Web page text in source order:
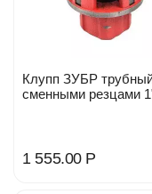
Клупп ЗУБР
сменными резцами
1 555.00 Р